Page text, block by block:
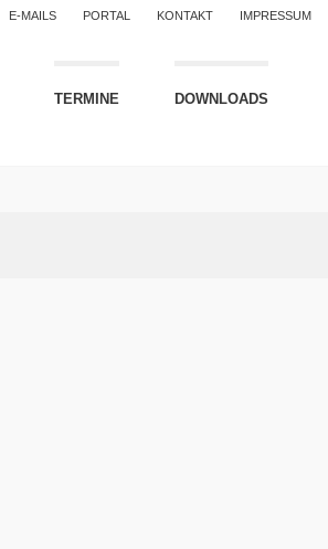
E-MAILS PORTAL KONTAKT IMPRESSUM
TERMINE DOWNLOADS